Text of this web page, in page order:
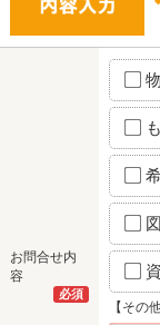
お問合せ内
容
必須
【その他